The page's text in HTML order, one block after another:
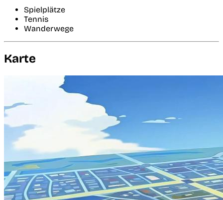
Spielplätze
Tennis
Wanderwege
Karte